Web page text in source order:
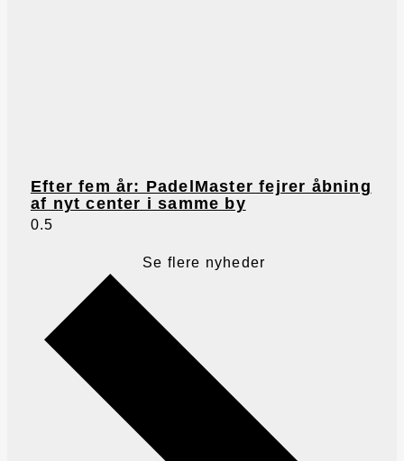
Efter fem år: PadelMaster fejrer åbning
af nyt center i samme by
Se flere nyheder